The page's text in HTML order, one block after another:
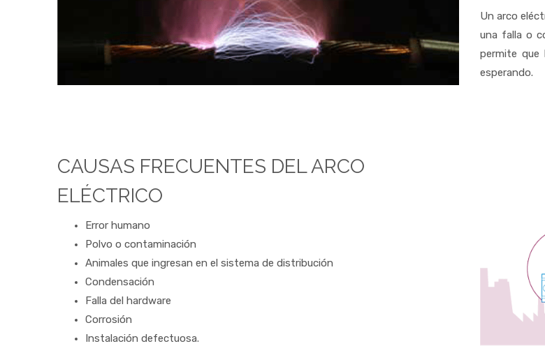
Un arco
una falla o
permite que
esperando.
CAUSAS FRECUENTES DEL ARCO
ELÉCTRICO
Error humano
Polvo o contaminación
Animales que ingresan en el sistema de distribución
Condensación
Falla del hardware
Corrosión
Instalación defectuosa.